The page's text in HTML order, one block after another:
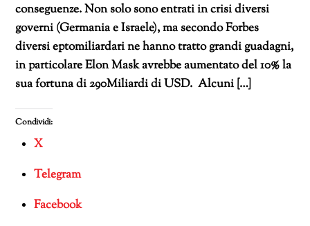
conseguenze. Non solo sono entrati in crisi diversi
governi (Germania e Israele), ma secondo Forbes
diversi eptomiliardari ne hanno tratto grandi guadagni,
in particolare Elon Mask avrebbe aumentato del 10% la
sua fortuna di 290Miliardi di USD. Alcuni […]
Condividi:
X
Telegram
Facebook